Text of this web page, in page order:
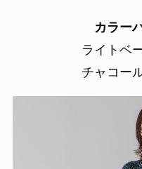
カラー
ライトベ
チャコー